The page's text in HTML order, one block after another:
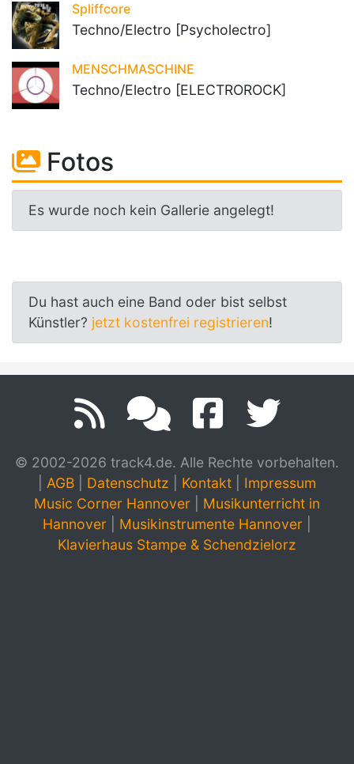
Spliffcore
Techno/Electro [Psycholectro]
MENSCHMASCHINE
Techno/Electro [ELECTROROCK]
Fotos
Es wurde noch kein Gallerie angelegt!
Du hast auch eine Band oder bist selbst
Künstler? jetzt kostenfrei registrieren!
© 2002-2026 track4.de. Alle Rechte vorbehalten.
AGB Datenschutz Kontakt
Impressum
Music Corner Hannover
Musikunterricht in
Hannover
Musikinstrumente Hannover
Klavierhaus Stampe & Schendzielorz